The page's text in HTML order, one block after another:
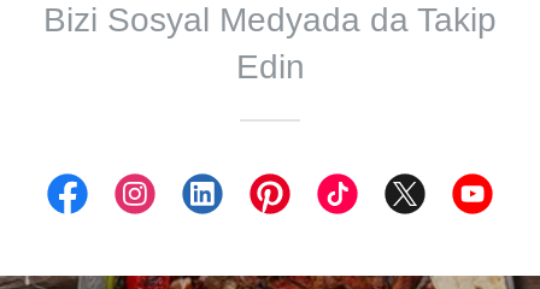
Bizi Sosyal Medyada da Takip
Edin